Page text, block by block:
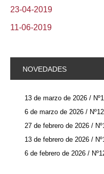
23-04-2019
11-06-2019
NOVEDADES
13 de marzo de 2026 /
6 de marzo de 2026 /
27 de febrero de 2026 /
13 de febrero de 2026 /
6 de febrero de 2026 /